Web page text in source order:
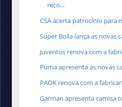
reco...
CSA acerta patrocínio para
Super Bolla lança as novas
Juventus renova com a
Puma apresenta as novas
PAOK renova com a
Garman apresenta camisa